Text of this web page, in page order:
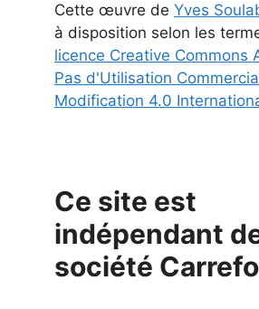
Cette œuvre de Yves
à disposition selon les
licence Creative Commons
Pas d'Utilisation
Modification 4.0
Ce site est
indépendant
société